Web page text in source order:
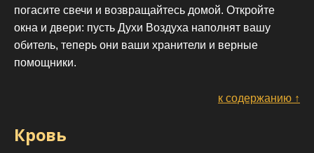
погасите свечи и возвращайтесь домой. Откройте
окна и двери: пусть Духи Воздуха наполнят вашу
обитель, теперь они ваши хранители и верные
помощники.
к содержанию ↑
Кровь